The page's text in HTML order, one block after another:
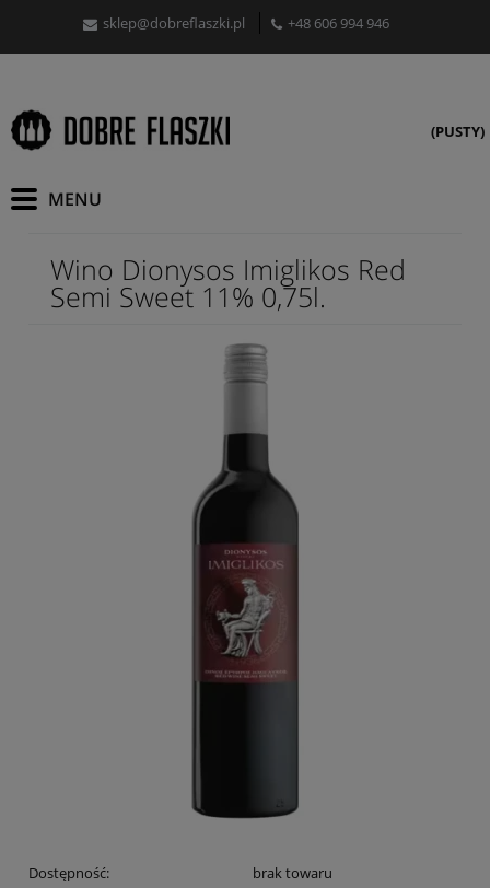
sklep@dobreflaszki.pl +48 606 994 946
(PUSTY)
Wino Dionysos Imiglikos Red
Semi Sweet 11% 0,75l.
Dostępność: brak towaru